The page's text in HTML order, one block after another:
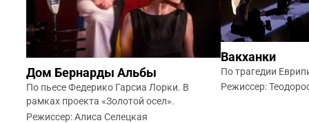
Дом Бернарды Альбы
По пьесе Федерико Гарсиа Лорки. В
рамках проекта «Золотой осел».
Режиссер: Алиса Селецкая
Вакханки
По трагедии
Режиссер: